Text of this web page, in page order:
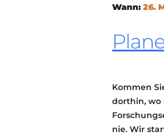
Wann: 26.
Kommen
dorthin, wo
nie. Wir